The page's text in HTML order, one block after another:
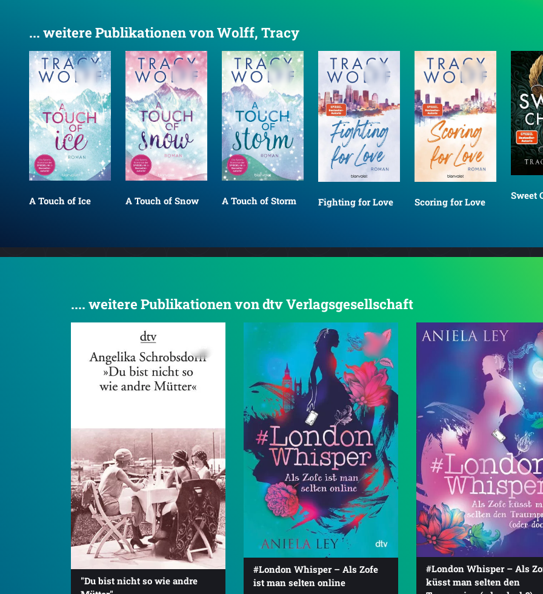
... weitere Publikationen von Wolff, Tracy
A Touch of Ice A Touch of Snow A Touch of Storm Fighting for Love Scoring for Love
Sweet
.... weitere Publikationen von dtv Verlagsgesellschaft
"Du bist nicht so wie andre
#London Whisper – Als Zofe
ist man selten online
#London Whisper – Als
küsst man selten den